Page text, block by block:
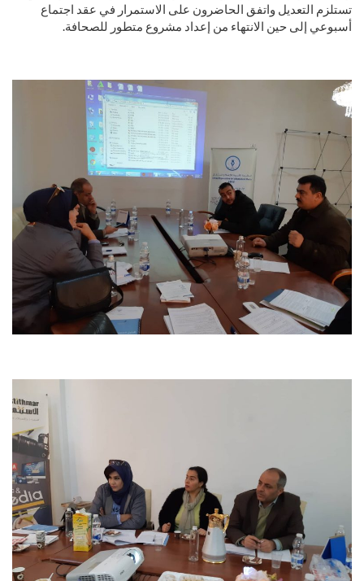
تستلزم التعديل واتفق الحاضرون على الاستمرار في عقد اجتماع
أسبوعي إلى حين الانتهاء من إعداد مشروع متطور للصحافة.